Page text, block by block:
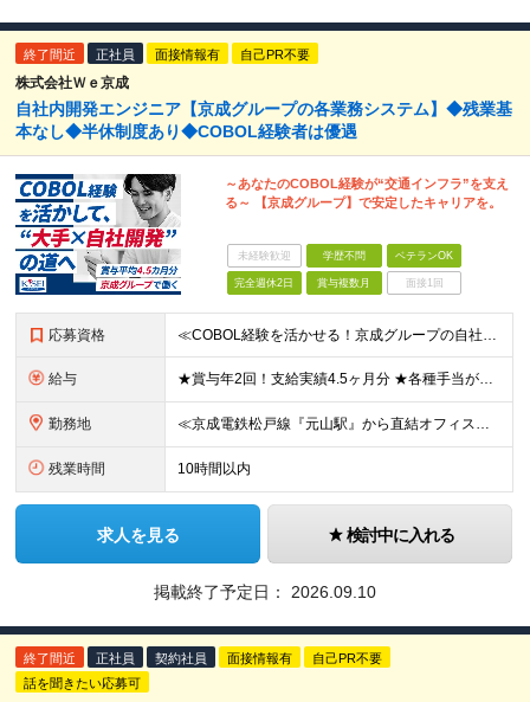
終了間近 正社員 面接情報有 自己PR不要
株式会社Ｗｅ京成
自社内開発エンジニア【京成グループの各業務システム】◆残業基
本なし◆半休制度あり◆COBOL経験者は優遇
～あなたのCOBOL経験が“交通インフラ”を支え
る～ 【京成グループ】で安定したキャリアを。
未経験歓迎 学歴不問 ベテランOK
完全週休2日 賞与複数月 面接1回
応募資格 ≪COBOL経験を活かせる！京成グループの自社内開発にチャレンジ≫ ◆学歴不問 ◆何らかの開発経験をお持ちの方 ┗COBOL,C#,VB経験者は優遇 ◎経験年数や業界、フェーズは問いません！ ◎微経
給与 ★賞与年2回！支給実績4.5ヶ月分 ★各種手当が充実 ■家族手当 ・配偶者：月5000円 ・子ども1人につき：月1000円 ■資格手当 ・基本情報技術者資格取得者：月5000円 ・応用情報技術者：月1
勤務地 ≪京成電鉄松戸線『元山駅』から直結オフィス≫ ■元山事業所 千葉県松戸市五香南1-5-1元山駅ビル2階 ■本社 東京都墨田区八広１-11-5 ※(変更の範囲）会社の定める場所
残業時間 10時間以内
求人を見る 検討中に入れる
掲載終了予定日： 2026.09.10
終了間近 正社員 契約社員 面接情報有
自己PR不要
話を聞きたい応募可